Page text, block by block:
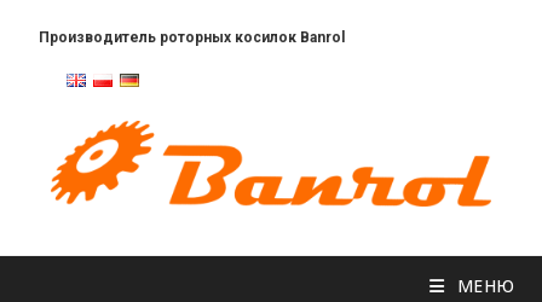
Производитель роторных косилок Banrol
Механика сельхозтехники
МЕНЮ